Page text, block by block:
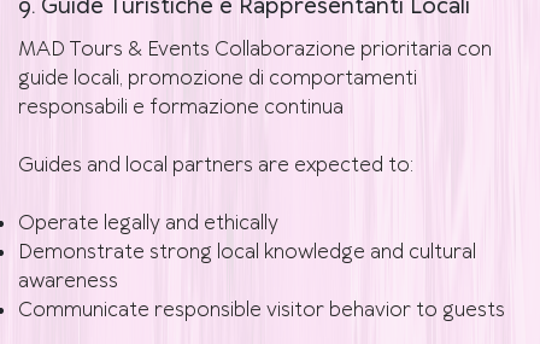
9. Guide Turistiche e Rappresentanti Locali
MAD Tours & Events Collaborazione prioritaria con
guide locali, promozione di comportamenti
responsabili e formazione continua
Guides and local partners are expected to:
Operate legally and ethically
Demonstrate strong local knowledge and cultural
awareness
Communicate responsible visitor behavior to guests